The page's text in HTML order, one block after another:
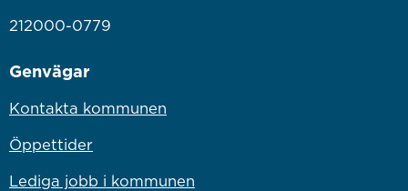
212000-0779
Genvägar
Kontakta kommunen
Öppettider
Lediga jobb i kommunen